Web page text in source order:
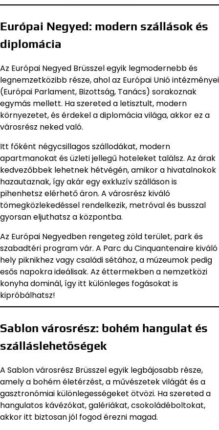
Európai Negyed: modern szállások és
diplomácia
Az Európai Negyed Brüsszel egyik legmodernebb és
legnemzetközibb része, ahol az Európai Unió intézményei
(Európai Parlament, Bizottság, Tanács) sorakoznak
egymás mellett. Ha szereted a letisztult, modern
környezetet, és érdekel a diplomácia világa, akkor ez a
városrész neked való.
Itt főként négycsillagos szállodákat, modern
apartmanokat és üzleti jellegű hoteleket találsz. Az árak
kedvezőbbek lehetnek hétvégén, amikor a hivatalnokok
hazautaznak, így akár egy exkluzív szálláson is
pihenhetsz elérhető áron. A városrész kiváló
tömegközlekedéssel rendelkezik, metróval és busszal
gyorsan eljuthatsz a központba.
Az Európai Negyedben rengeteg zöld terület, park és
szabadtéri program vár. A Parc du Cinquantenaire kiváló
hely piknikhez vagy családi sétához, a múzeumok pedig
esős napokra ideálisak. Az éttermekben a nemzetközi
konyha dominál, így itt különleges fogásokat is
kipróbálhatsz!
Sablon városrész: bohém hangulat és
szálláslehetőségek
A Sablon városrész Brüsszel egyik legbájosabb része,
amely a bohém életérzést, a művészetek világát és a
gasztronómiai különlegességeket ötvözi. Ha szereted a
hangulatos kávézókat, galériákat, csokoládéboltokat,
akkor itt biztosan jól fogod érezni magad.